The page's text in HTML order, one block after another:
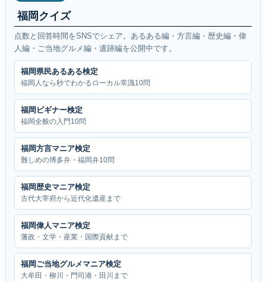
福岡クイズ
点数と回答時間をSNSでシェア。あるある編・方言編・歴史編・偉
人編・ご当地グルメ編・遺跡編を公開中です。
福岡県民あるある検定
福岡人なら秒でわかるローカル常識10問
福岡ビギナー検定
福岡全般の入門10問
福岡方言マニア検定
難しめの博多弁・福岡弁10問
福岡歴史マニア検定
古代大宰府から近代化遺産まで
福岡偉人マニア検定
藩政・文学・産業・国際貢献まで
福岡ご当地グルメマニア検定
大牟田・柳川・門司港・田川まで